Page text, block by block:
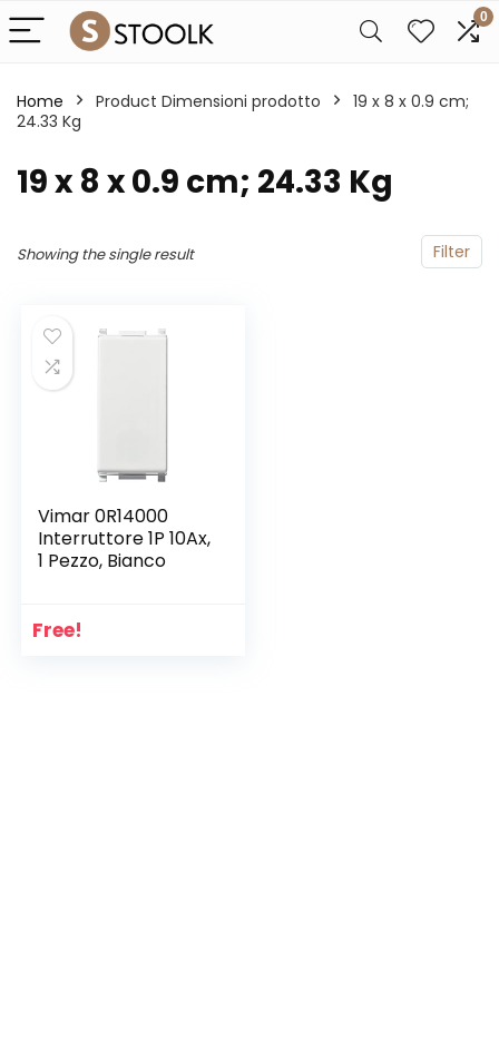
0
Home Product Dimensioni prodotto
‎19 x 8 x 0.9 cm;
24.33 Kg
‎19 x 8 x 0.9 cm; 24.33 Kg
Filter
Showing the single result
Vimar 0R14000
Interruttore 1P 10Ax,
1 Pezzo, Bianco
Free!